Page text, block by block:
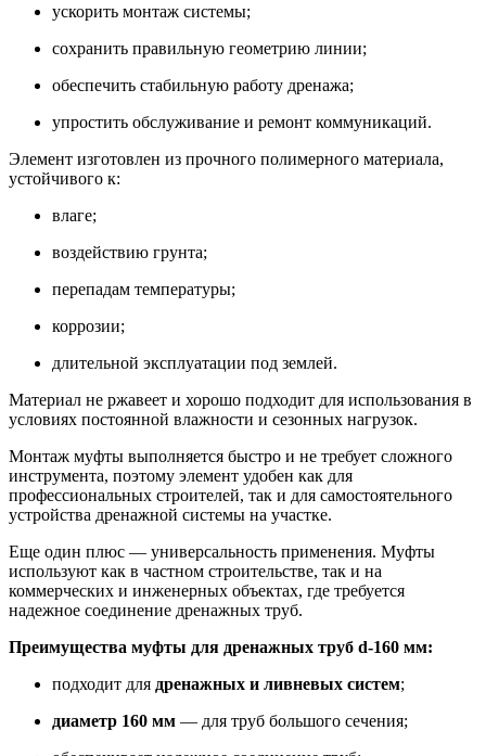
ускорить монтаж системы;
сохранить правильную геометрию линии;
обеспечить стабильную работу дренажа;
упростить обслуживание и ремонт коммуникаций.
Элемент изготовлен из прочного полимерного материала,
устойчивого к:
влаге;
воздействию грунта;
перепадам температуры;
коррозии;
длительной эксплуатации под землей.
Материал не ржавеет и хорошо подходит для использования в
условиях постоянной влажности и сезонных нагрузок.
Монтаж муфты выполняется быстро и не требует сложного
инструмента, поэтому элемент удобен как для
профессиональных строителей, так и для самостоятельного
устройства дренажной системы на участке.
Еще один плюс — универсальность применения. Муфты
используют как в частном строительстве, так и на
коммерческих и инженерных объектах, где требуется
надежное соединение дренажных труб.
Преимущества муфты для дренажных труб d-160 мм:
подходит для дренажных и ливневых систем;
диаметр 160 мм — для труб большого сечения;